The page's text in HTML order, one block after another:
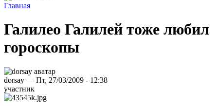
Главная
Галилео Галилей тоже любил
гороскопы
dorsay — Пт, 27/03/2009 - 12:38
участник